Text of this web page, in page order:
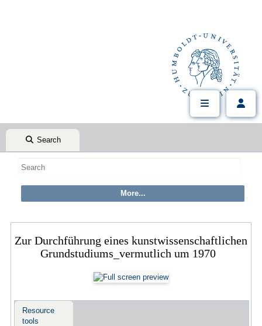
Search
Zur Durchführung eines kunstwissenschaftlichen
Grundstudiums_vermutlich um 1970
Resource
tools